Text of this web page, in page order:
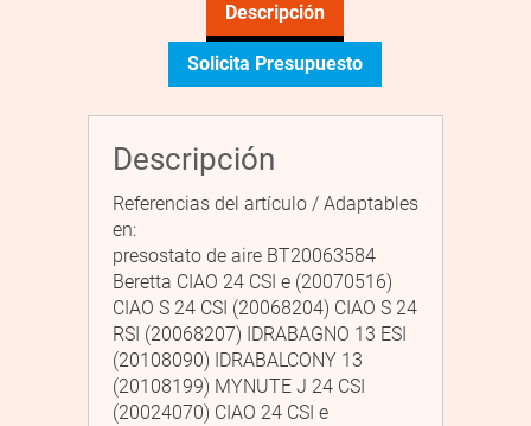
Descripción
Solicita Presupuesto
Descripción
Referencias del artículo / Adaptables
en:
presostato de aire BT20063584
Beretta CIAO 24 CSI e (20070516)
CIAO S 24 CSI (20068204) CIAO S 24
RSI (20068207) IDRABAGNO 13 ESI
(20108090) IDRABALCONY 13
(20108199) MYNUTE J 24 CSI
(20024070) CIAO 24 CSI e